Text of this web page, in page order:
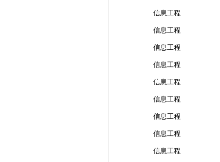
信息工程
信息工程
信息工程
信息工程
信息工程
信息工程
信息工程
信息工程
信息工程